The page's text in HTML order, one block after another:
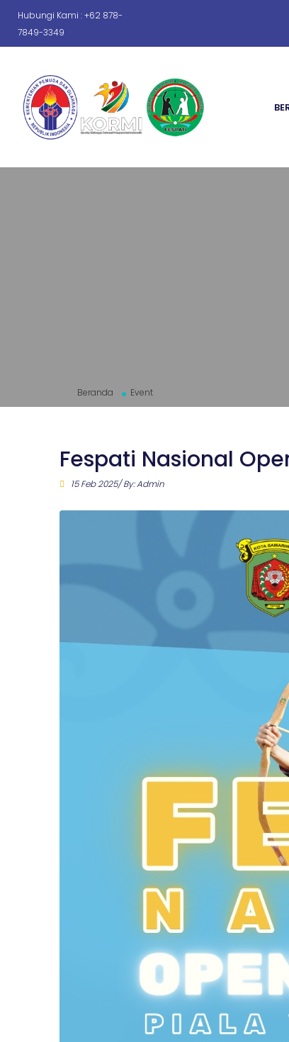
Hubungi Kami : +62 878-
7849-3349
Beranda Event
Fespati Nasional
15 Feb 2025/ By: Admin